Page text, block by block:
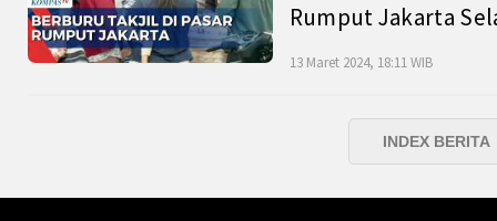
Rumput Jakarta
13 Maret 2024, 18:11 WIB
INDEX BERITA